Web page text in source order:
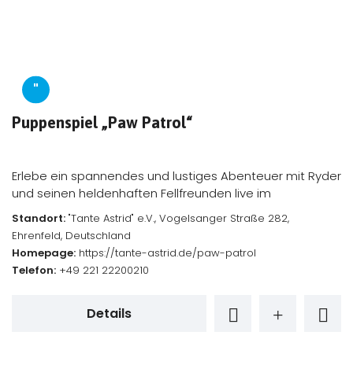
"
Puppenspiel „Paw Patrol“
Erlebe ein spannendes und lustiges Abenteuer mit Ryder
und seinen heldenhaften Fellfreunden live im
Standort: "Tante Astrid" e.V., Vogelsanger Straße 282,
Ehrenfeld, Deutschland
Homepage: https://tante-astrid.de/paw-patrol
Telefon: +49 221 22200210
Details